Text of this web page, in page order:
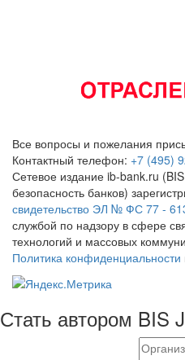
Все вопросы и пожелания
Контактный телефон: +7 (495)
Сетевое издание ib-bank.ru
безопасность банков)
свидетельство ЭЛ № ФС 77 -
службой по надзору в сфере
технологий и массовых
Политика конфиденциальности
Стать автором BIS